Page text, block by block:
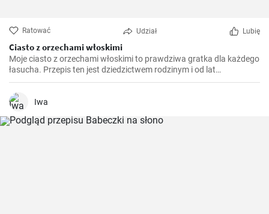
Ratować Udział Lubię
Ciasto z orzechami włoskimi
Moje ciasto z orzechami włoskimi to prawdziwa gratka dla każdego
łasucha. Przepis ten jest dziedzictwem rodzinym i od lat
przygotowuję go na różne okazje, niezależnie od pory roku. To
ciasto jest niezwykle aromatyczne, pyszne i rozpływa się w ustach.
Jest również idealnym połączeniem chrupiących orzechów
Iwa